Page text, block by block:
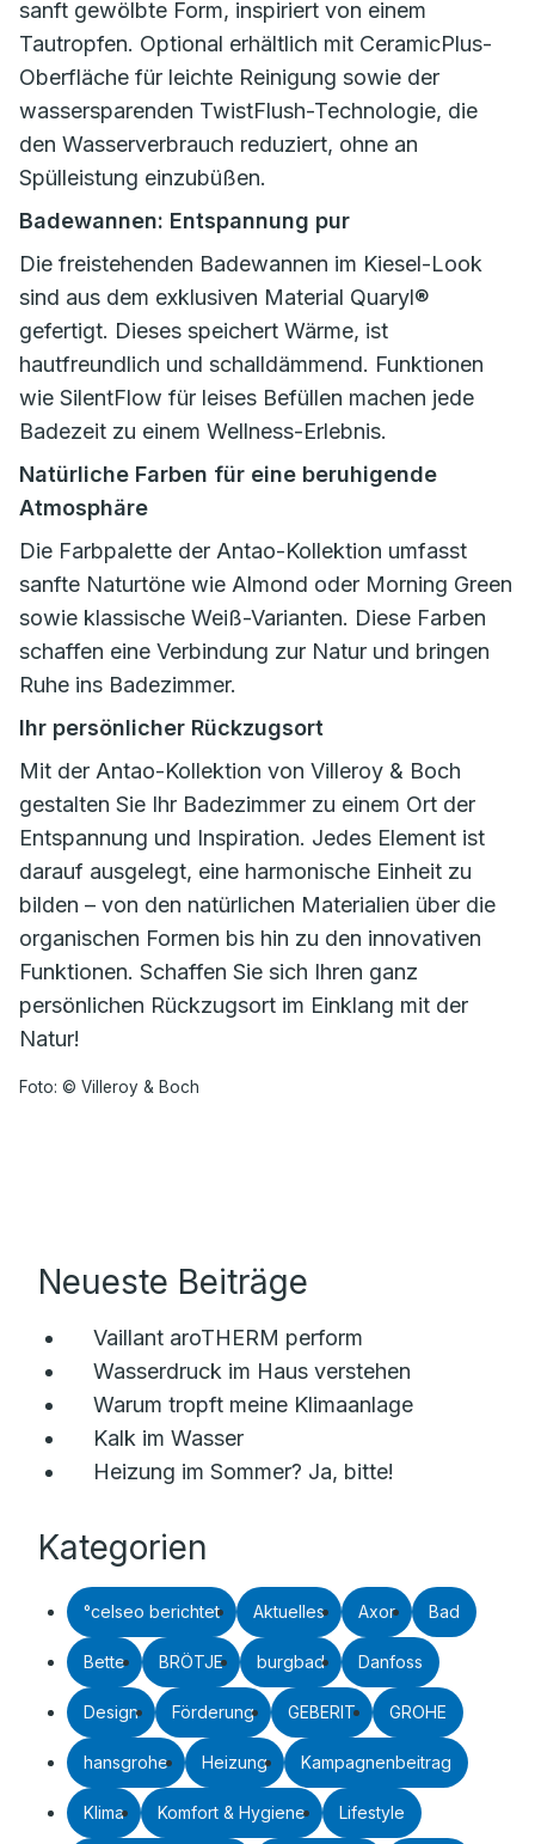
sanft gewölbte Form, inspiriert von einem
Tautropfen. Optional erhältlich mit CeramicPlus-
Oberfläche für leichte Reinigung sowie der
wassersparenden TwistFlush-Technologie, die
den Wasserverbrauch reduziert, ohne an
Spülleistung einzubüßen.
Badewannen: Entspannung pur
Die freistehenden Badewannen im Kiesel-Look
sind aus dem exklusiven Material Quaryl®
gefertigt. Dieses speichert Wärme, ist
hautfreundlich und schalldämmend. Funktionen
wie SilentFlow für leises Befüllen machen jede
Badezeit zu einem Wellness-Erlebnis.
Natürliche Farben für eine beruhigende
Atmosphäre
Die Farbpalette der Antao-Kollektion umfasst
sanfte Naturtöne wie Almond oder Morning Green
sowie klassische Weiß-Varianten. Diese Farben
schaffen eine Verbindung zur Natur und bringen
Ruhe ins Badezimmer.
Ihr persönlicher Rückzugsort
Mit der Antao-Kollektion von Villeroy & Boch
gestalten Sie Ihr Badezimmer zu einem Ort der
Entspannung und Inspiration. Jedes Element ist
darauf ausgelegt, eine harmonische Einheit zu
bilden – von den natürlichen Materialien über die
organischen Formen bis hin zu den innovativen
Funktionen. Schaffen Sie sich Ihren ganz
persönlichen Rückzugsort im Einklang mit der
Natur!
Foto: © Villeroy & Boch
Neueste Beiträge
Vaillant aroTHERM perform
Wasserdruck im Haus verstehen
Warum tropft meine Klimaanlage
Kalk im Wasser
Heizung im Sommer? Ja, bitte!
Kategorien
°celseo berichtet Aktuelles Axor Bad
Bette BRÖTJE burgbad Danfoss
Design Förderung GEBERIT GROHE
hansgrohe Heizung Kampagnenbeitrag
Klima Komfort & Hygiene Lifestyle